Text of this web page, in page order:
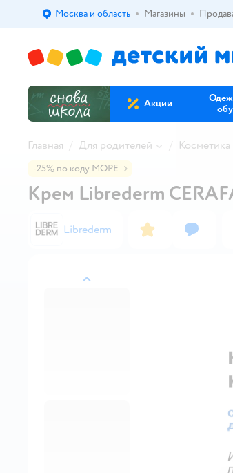
Выбор адреса доставки.
Москва и область Магазины
Акции
Главная Для родителей
назад
-25% по коду МОРЕ
Крем Librederm
Librederm